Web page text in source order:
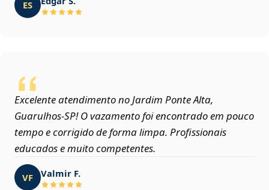
ES
Excelente atendimento no Jardim Ponte Alta,
Guarulhos‑SP! O vazamento foi encontrado em pouco
tempo e corrigido de forma limpa. Profissionais
educados e muito competentes.
VF Valmir F.